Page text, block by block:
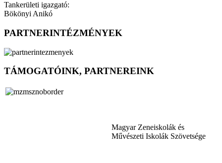
Tankerületi igazgató:
Bökönyi Anikó
PARTNERINTÉZMÉNYEK
TÁMOGATÓINK, PARTNEREINK
Magyar Zeneiskolák és
Művészeti Iskolák Szövetsége